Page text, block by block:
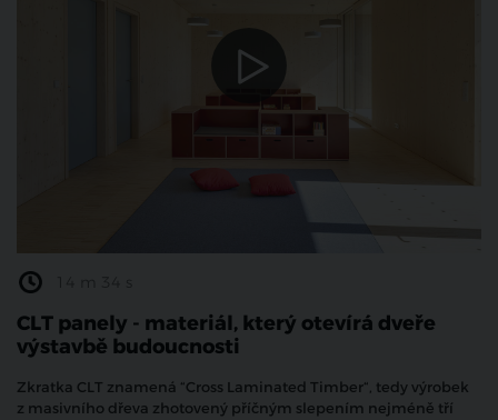
CLT panely - materiál, který otevírá dveře
výstavbě budoucnosti
Zkratka CLT znamená “Cross Laminated Timber“, tedy výrobek
z masivního dřeva zhotovený příčným slepením nejméně tří